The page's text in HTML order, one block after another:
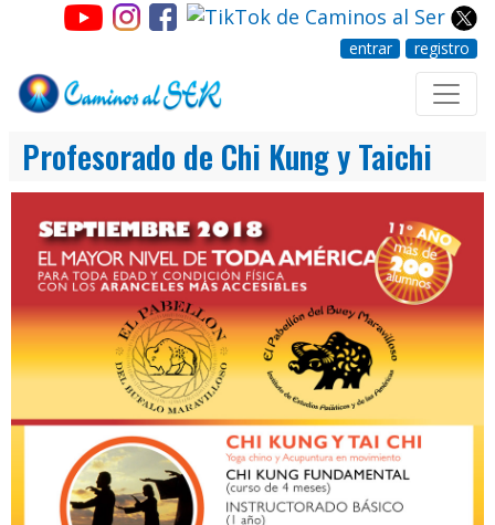
entrar registro
Profesorado de Chi Kung y Taichi